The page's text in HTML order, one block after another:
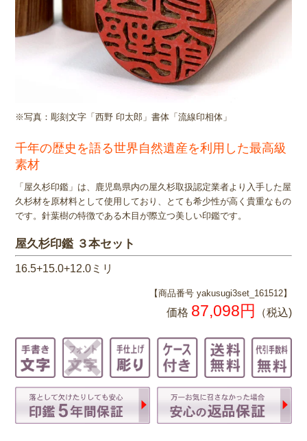
※写真：彫刻文字「西野 印太郎」書体「流線印相体」
千年の歴史を語る世界自然遺産を利用した最高級
素材
「屋久杉印鑑」は、鹿児島県内の屋久杉取扱認定業者より入手した屋
久杉材を原材料として使用しており、とても希少性が高く貴重なもの
です。針葉樹の特徴である木目が際立つ美しい印鑑です。
屋久杉印鑑 ３本セット
16.5+15.0+12.0ミリ
【商品番号 yakusugi3set_161512】
価格 87,098円 （税込)